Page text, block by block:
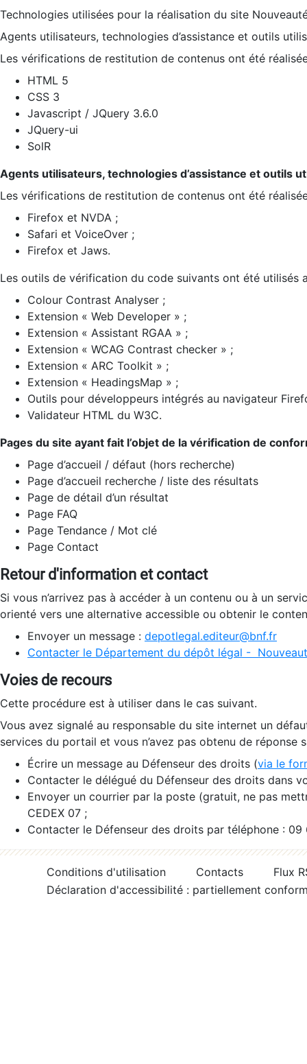
Technologies utilisées pour la réalisation du site
Agents utilisateurs, technologies d’assistance et outils
Les vérifications de restitution de contenus ont été
HTML 5
CSS 3
Javascript / JQuery 3.6.0
JQuery-ui
SolR
Agents utilisateurs, technologies d’assistance et outils
Les vérifications de restitution de contenus ont été
Firefox et NVDA ;
Safari et VoiceOver ;
Firefox et Jaws.
Les outils de vérification du code suivants ont été utilisés
Colour Contrast Analyser ;
Extension « Web Developer » ;
Extension « Assistant RGAA » ;
Extension « WCAG Contrast checker » ;
Extension « ARC Toolkit » ;
Extension « HeadingsMap » ;
Outils pour développeurs intégrés au navigateur
Validateur HTML du W3C.
Pages du site ayant fait l’objet de la vérification de
Page d’accueil / défaut (hors recherche)
Page d’accueil recherche / liste des résultats
Page de détail d’un résultat
Page FAQ
Page Tendance / Mot clé
Page Contact
Retour d'information et contact
Si vous n’arrivez pas à accéder à un contenu ou à un
orienté vers une alternative accessible ou obtenir le
Envoyer un message : depotlegal.editeur@bnf.fr
Contacter le Département du dépôt légal -
Voies de recours
Cette procédure est à utiliser dans le cas suivant.
Vous avez signalé au responsable du site internet un
services du portail et vous n’avez pas obtenu de réponse
Écrire un message au Défenseur des droits (via le
Contacter le délégué du Défenseur des droits dans
Envoyer un courrier par la poste (gratuit, ne pas
CEDEX 07 ;
Contacter le Défenseur des droits par téléphone :
Conditions d'utilisation Contacts
Flux
Déclaration d'accessibilité : partiellement